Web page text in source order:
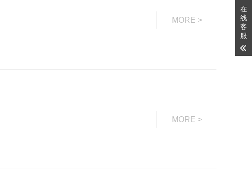
MORE >
MORE >
在
线
客
服